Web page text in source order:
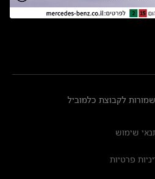
לקבוצת כלמוביל
שימוש
פרטיות